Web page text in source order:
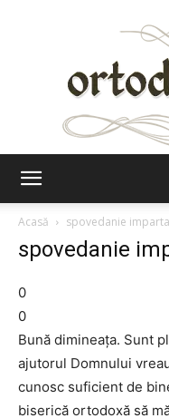
Acasă
spovedanie
spovedanie
0
0
Bună dimineața. Sunt
ajutorul Domnului
cunosc suficient de
biserică ortodoxă să